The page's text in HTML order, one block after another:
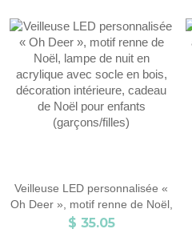
veilleuse LED personnalisée,
cadeau d'anniversaire/de jubilé
pour les médecins
Veilleuse LED personnalisée «
Oh Deer », motif renne de Noël,
lampe de nuit en acrylique avec
$ 35.05